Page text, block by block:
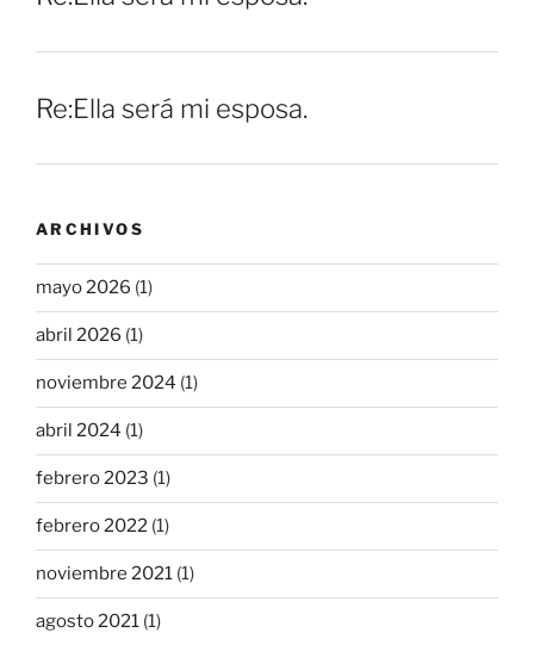
Re:Ella será mi esposa.
ARCHIVOS
mayo 2026 (1)
abril 2026 (1)
noviembre 2024 (1)
abril 2024 (1)
febrero 2023 (1)
febrero 2022 (1)
noviembre 2021 (1)
agosto 2021 (1)